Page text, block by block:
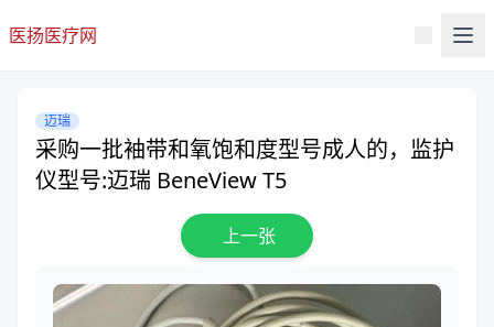
医扬医疗网
迈瑞
采购一批袖带和氧饱和度型号成人的，监护
仪型号:迈瑞 BeneView T5
上一张